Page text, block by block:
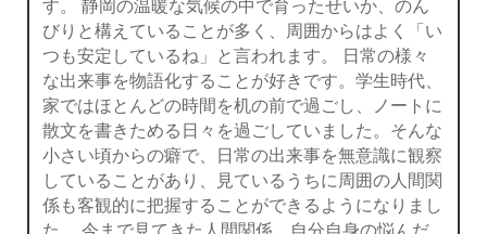
す。 静岡の温暖な気候の中で育ったせいか、のん
びりと構えていることが多く、周囲からはよく「い
つも安定しているね」と言われます。 日常の様々
な出来事を物語化することが好きです。学生時代、
家ではほとんどの時間を机の前で過ごし、ノートに
散文を書きためる日々を過ごしていました。そんな
小さい頃からの癖で、日常の出来事を無意識に観察
していることがあり、見ているうちに周囲の人間関
係も客観的に把握することができるようになりまし
た。 今まで見てきた人間関係、自分自身の悩んだ